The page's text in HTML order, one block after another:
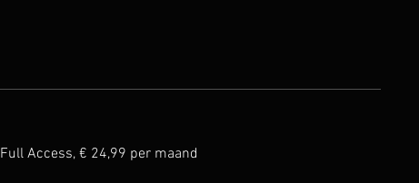
Full Access, € 24,99 per maand